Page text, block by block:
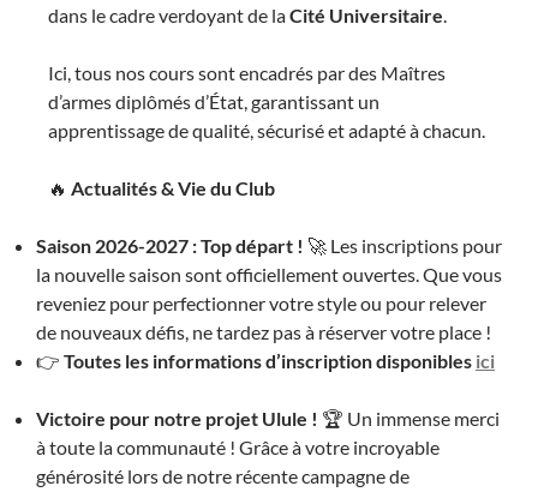
dans le cadre verdoyant de laCité Universitaire.
Ici, tous nos cours sont encadrés par des Maîtres
d’armes diplômés d’État, garantissant un
apprentissage de qualité, sécurisé et adapté à chacun.
🔥 Actualités & Vie du Club
Saison 2026-2027 : Top départ ! 🚀 Les inscriptions pour
la nouvelle saison sont officiellement ouvertes. Que vous
reveniez pour perfectionner votre style ou pour relever
de nouveaux défis, ne tardez pas à réserver votre place !
👉 Toutes les informations d’inscription disponibles ici
Victoire pour notre projet Ulule ! 🏆 Un immense merci
à toute la communauté ! Grâce à votre incroyable
générosité lors de notre récente campagne de